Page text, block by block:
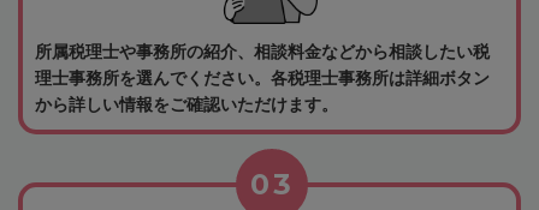
所属税理士や事務所の紹介、相談料金などから相談したい税
理士事務所を選んでください。各税理士事務所は詳細ボタン
から詳しい情報をご確認いただけます。
03